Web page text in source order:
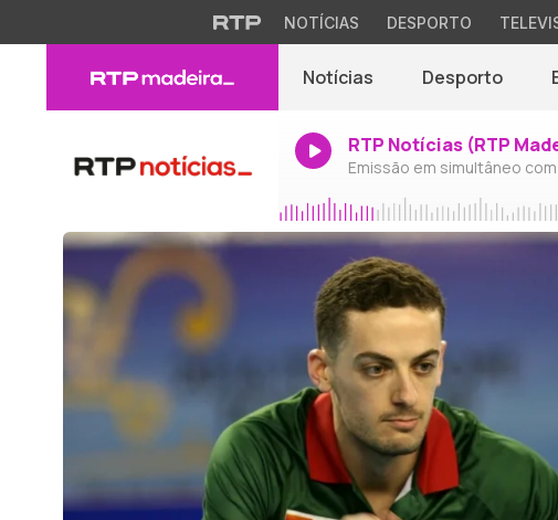
NOTÍCIAS DESPORTO
Notícias Desporto
RTP Notícias (RTP
Emissão em simultâneo